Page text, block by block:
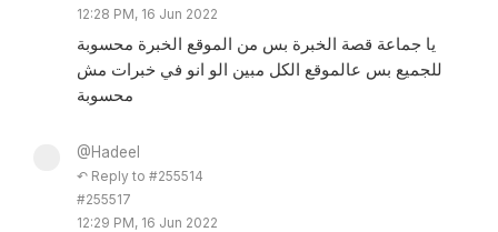
12:28 PM, 16 Jun 2022
يا جماعة قصة الخبرة بس من الموقع الخبرة محسوبة
للجميع بس عالموقع الكل مبين الو انو في خبرات مش
محسوبة
@Hadeel
↶ Reply to #255514
#255517
12:29 PM, 16 Jun 2022